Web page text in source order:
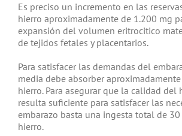
Es preciso un incremento en las
hierro aproximadamente de 1.200 mg
expansión del volumen eritrocitico
de tejidos fetales y placentarios.
Para satisfacer las demandas del
media debe absorber
hierro. Para asegurar que la calidad del
resulta suficiente para satisfacer las
embarazo basta una ingesta total de
hierro.